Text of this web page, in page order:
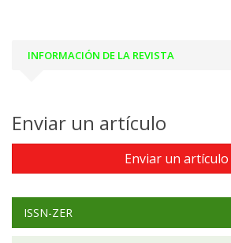
INFORMACIÓN DE LA REVISTA
Enviar un artículo
Enviar un artículo
ISSN-ZER